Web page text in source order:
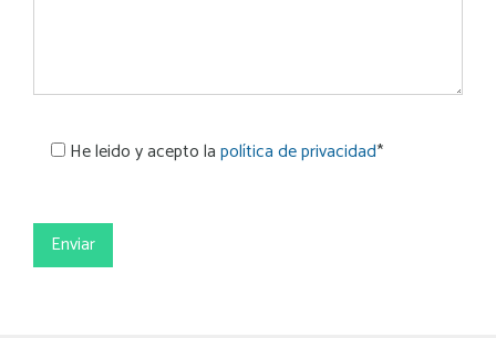
He leido y acepto lapolítica de privacidad*
Por
favor,
deja